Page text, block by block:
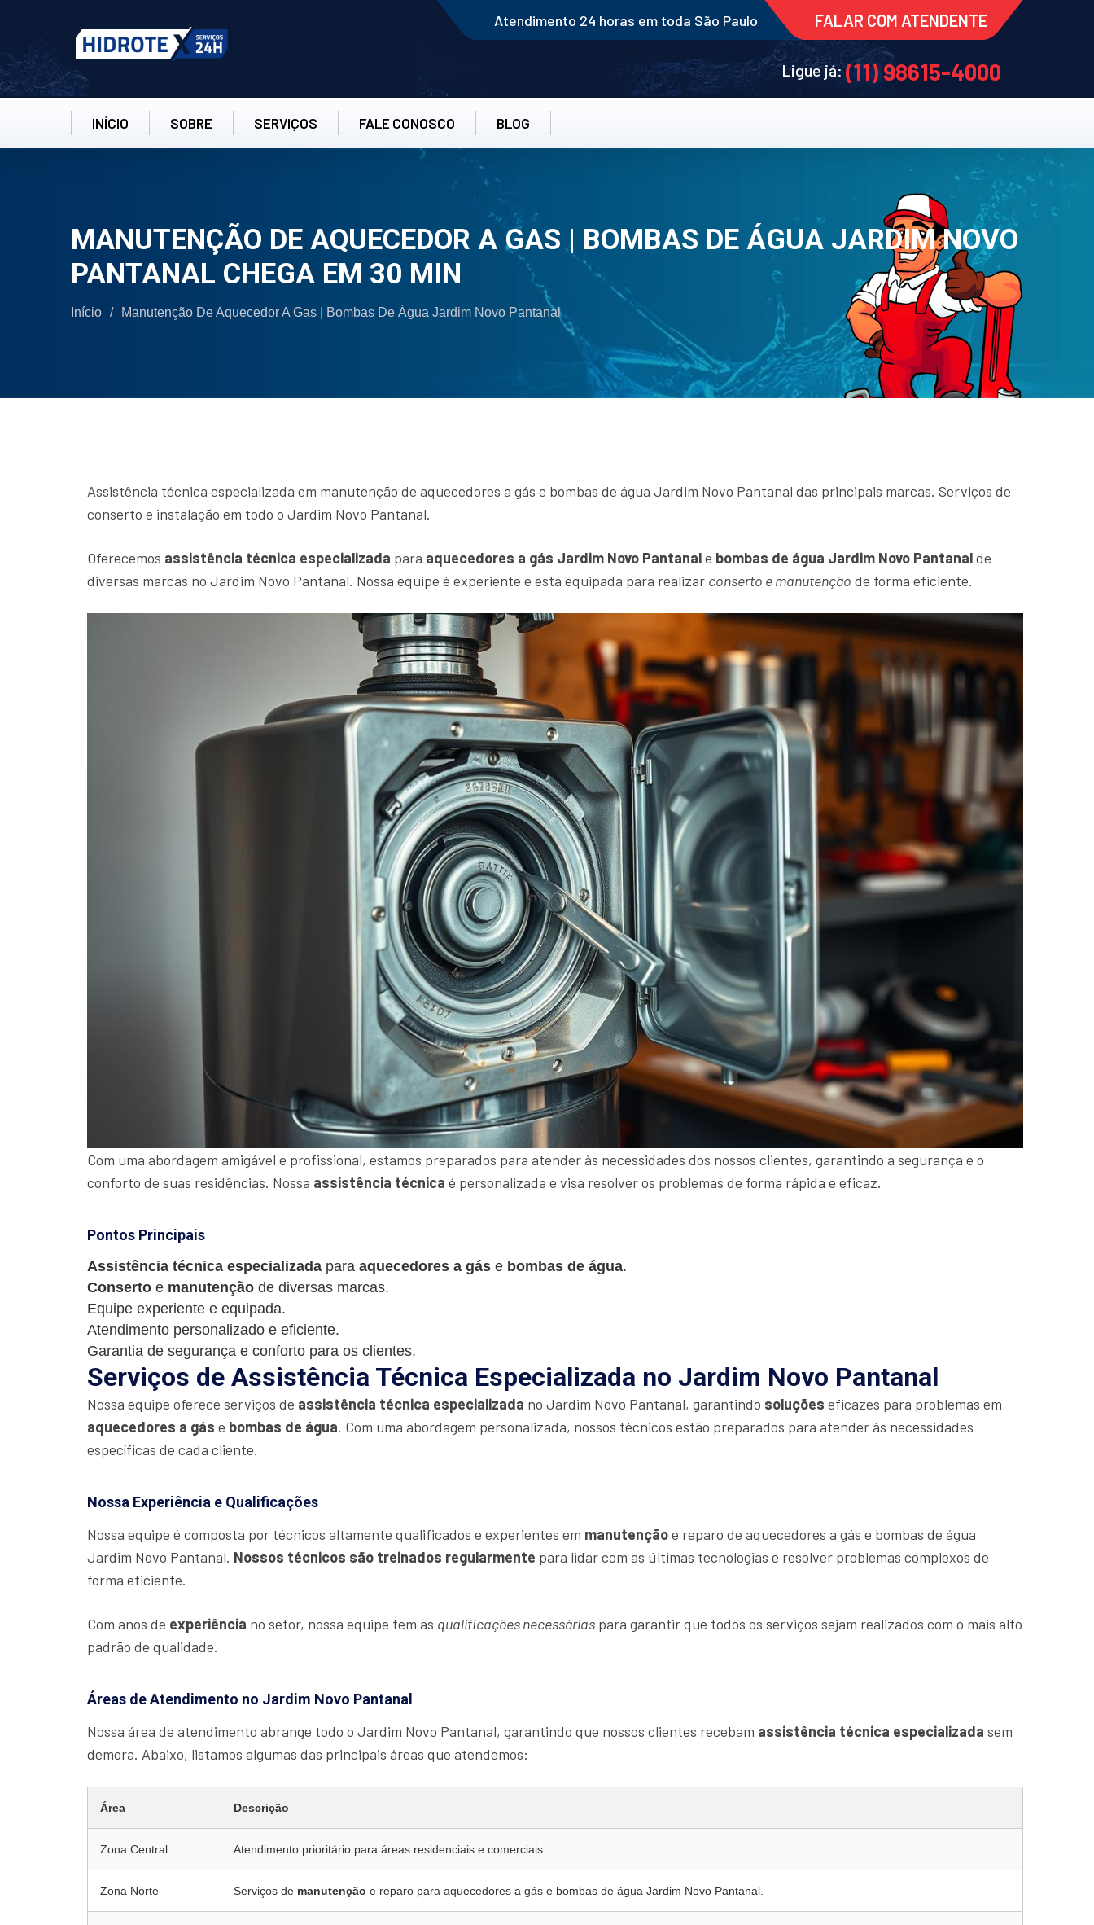
Atendimento 24 horas em toda São Paulo FALAR COM ATENDENTE
Ligue já:(11) 98615-4000
INÍCIO SOBRE SERVIÇOS FALE CONOSCO BLOG
MANUTENÇÃO DE AQUECEDOR A GAS | BOMBAS DE ÁGUA JARDIM NOVO
PANTANAL CHEGA EM 30 MIN
Início / Manutenção De Aquecedor A Gas | Bombas De Água Jardim Novo Pantanal
Assistência técnica especializada em manutenção de aquecedores a gás e bombas de água Jardim Novo Pantanal das principais marcas. Serviços de
conserto e instalação em todo o Jardim Novo Pantanal.
Oferecemos assistência técnica especializada para aquecedores a gás Jardim Novo Pantanale bombas de água Jardim Novo Pantanalde
diversas marcas no Jardim Novo Pantanal. Nossa equipe é experiente e está equipada para realizar conserto e manutenção de forma eficiente.
Com uma abordagem amigável e profissional, estamos preparados para atender às necessidades dos nossos clientes, garantindo a segurança e o
conforto de suas residências. Nossa assistência técnica é personalizada e visa resolver os problemas de forma rápida e eficaz.
Pontos Principais
Assistência técnica especializada para aquecedores a gás e bombas de água.
Conserto e manutenção de diversas marcas.
Equipe experiente e equipada.
Atendimento personalizado e eficiente.
Garantia de segurança e conforto para os clientes.
Serviços de Assistência Técnica Especializada no Jardim Novo Pantanal
Nossa equipe oferece serviços de assistência técnica especializada no Jardim Novo Pantanal, garantindo soluções eficazes para problemas em
aquecedores a gás e bombas de água. Com uma abordagem personalizada, nossos técnicos estão preparados para atender às necessidades
específicas de cada cliente.
Nossa Experiência e Qualificações
Nossa equipe é composta por técnicos altamente qualificados e experientes em manutençãoe reparo de aquecedores a gás e bombas de água
Jardim Novo Pantanal. Nossos técnicos são treinados regularmente para lidar com as últimas tecnologias e resolver problemas complexos de
forma eficiente.
Com anos de experiência no setor, nossa equipe tem as qualificações necessárias para garantir que todos os serviços sejam realizados com o mais alto
padrão de qualidade.
Áreas de Atendimento no Jardim Novo Pantanal
Nossa área de atendimento abrange todo o Jardim Novo Pantanal, garantindo que nossos clientes recebam assistência técnica especializada sem
demora. Abaixo, listamos algumas das principais áreas que atendemos:
Área Descrição
Zona Central Atendimento prioritário para áreas residenciais e comerciais.
Zona Norte Serviços de manutenção e reparo para aquecedores a gás e bombas de água Jardim Novo Pantanal.